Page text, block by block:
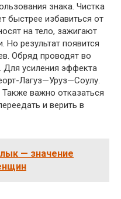
знака. Чистка
быстрее избавиться от
на тело, зажигают
Но результат появится
Обряд проводят во
усиления эффекта
Лагуз—Уруз—Соулу.
важно отказаться
и верить в
— значение